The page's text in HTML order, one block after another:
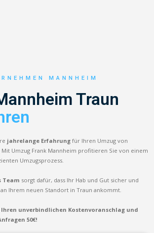
MANNHEIM
Traun
jahrelange Erfahrung für Ihren Umzug von
Mit Umzug Frank Mannheim profitieren Sie von einem
Umzugsprozess.
Team sorgt dafür, dass Ihr Hab und Gut sicher und
Ihrem neuen Standort in Traun ankommt.
unverbindlichen Kostenvoranschlag und
50€!